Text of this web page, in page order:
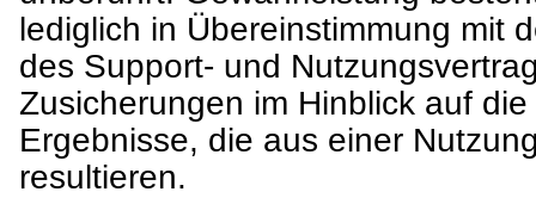
lediglich in Übereinstimmung mit
des Support- und
Zusicherungen im Hinblick auf
Ergebnisse, die aus einer
resultieren.